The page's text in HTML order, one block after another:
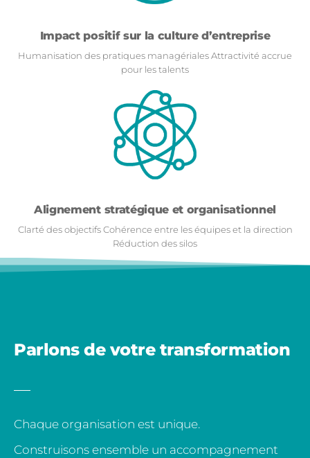
Impact positif sur la culture d’entreprise
Humanisation des pratiques managériales Attractivité accrue
pour les talents
Alignement stratégique et organisationnel
Clarté des objectifs Cohérence entre les équipes et la direction
Réduction des silos
Parlons de votre transformation
Chaque organisation est unique.
Construisons ensemble un accompagnement